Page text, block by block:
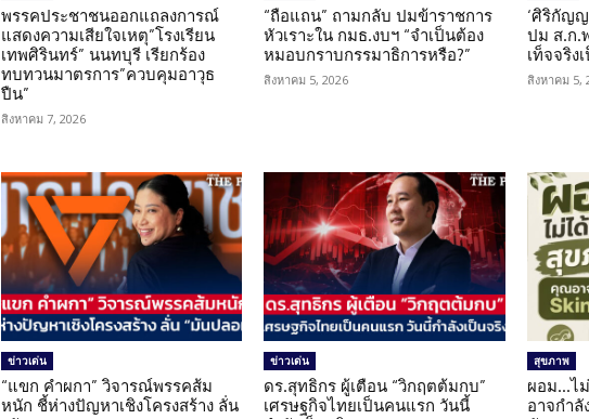
พรรคประชาชนออกแถลงการณ์
แสดงความเสียใจเหตุ”โรงเรียน
เทพศิรินทร์” นนทบุรี เรียกร้อง
ทบทวนมาตรการ”ควบคุมอาวุธ
ปืน”
สิงหาคม 7, 2026
“ถือแถน” ถามกลับ ปมข้าราชการ
หัวเราะใน กมธ.งบฯ “จำเป็นต้อง
หมอบกราบกรรมาธิการหรือ?”
สิงหาคม 5, 2026
‘ศิริกัญ
ปม ส.ก.
เท็จจริง
สิงหาคม 5,
ข่าวเด่น
“แขก คำผกา” วิจารณ์พรรคส้ม
หนัก ชี้ห่างปัญหาเชิงโครงสร้าง ลั่น
ข่าวเด่น
ดร.สุทธิกร ผู้เตือน “วิกฤตต้มกบ”
เศรษฐกิจไทยเป็นคนแรก วันนี้
สุขภาพ
ผอม…ไ
อาจกำลั